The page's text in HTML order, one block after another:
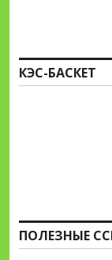
КЭС-БАСКЕТ
ПОЛЕЗНЫЕ